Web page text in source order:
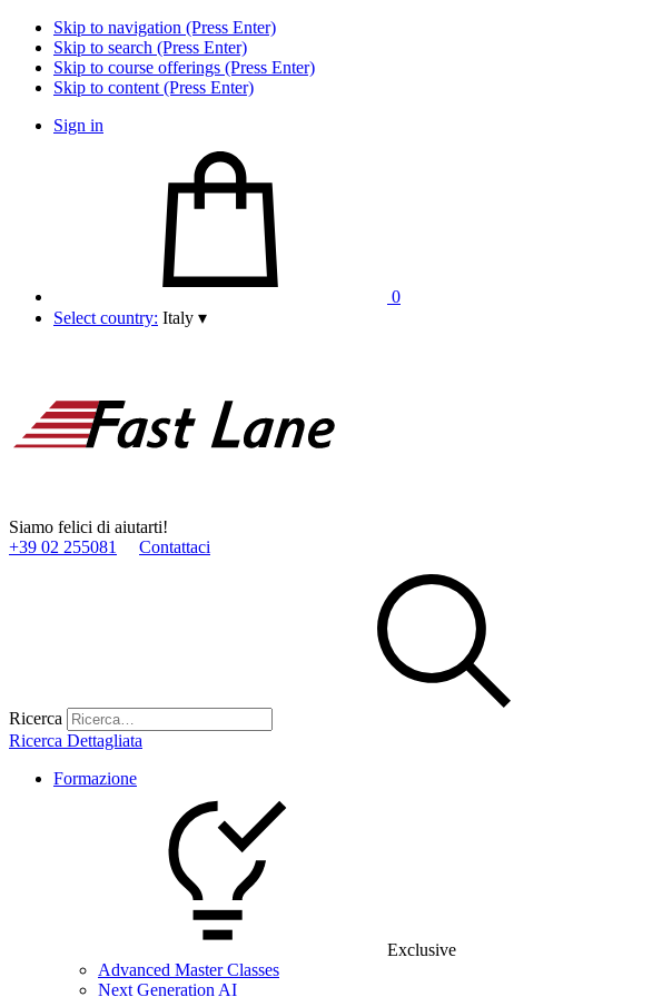
Skip to navigation (Press Enter)
Skip to search (Press Enter)
Skip to course offerings (Press Enter)
Skip to content (Press Enter)
Sign in
0
Select country: Italy ▾
Siamo felici di aiutarti!
+39 02 255081
Contattaci
Ricerca
Ricerca Dettagliata
Formazione
Exclusive
Advanced Master Classes
Next Generation AI